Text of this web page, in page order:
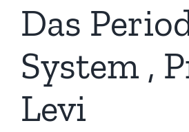
Das
System ,
Levi